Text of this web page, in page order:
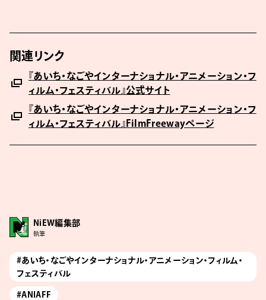
関連リンク
『あいち・なごやインターナショナル・アニメーション・フ
ィルム・フェスティバル』公式サイト
『あいち・なごやインターナショナル・アニメーション・フ
ィルム・フェスティバル』FilmFreewayページ
NiEW編集部
執筆
#あいち・なごやインターナショナル・アニメーション・フィルム・
フェスティバル
#ANIAFF